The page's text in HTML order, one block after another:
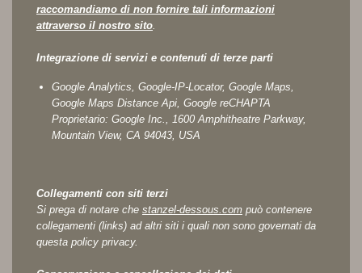
raccomandiamo di non fornire tali informazioni
attraverso il nostro sito
Integrazione di servizi e contenuti di terze parti
Google Analytics, Google-IP-Locator, Google Maps,
Google Maps Distance Api, Google reCHAPTA
Proprietario: Google Inc., 1600 Amphitheatre Parkway,
Mountain View, CA 94043, USA
Collegamenti con siti terzi
Si prega di notare che stanzel-dessous.com può contenere
collegamenti (links) ad altri siti i quali non sono governati da
questa policy privacy.